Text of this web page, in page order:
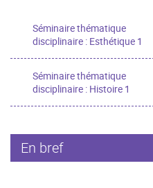
Séminaire thématique
disciplinaire : Esthétique 1
Séminaire thématique
disciplinaire : Histoire 1
En bref